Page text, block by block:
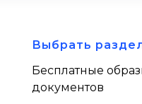
Выбрать
Бесплатные
документов